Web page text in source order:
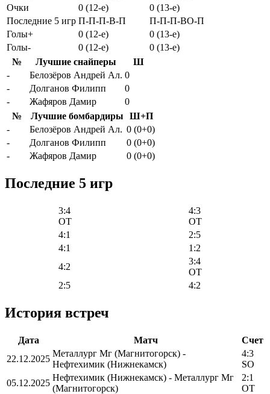
Очки
0 (12-e)
0 (13-e)
Последние 5 игр П-П-П-В-П
П-П-П-ВО-П
Голы+
0 (12-e)
0 (13-e)
Голы-
0 (12-e)
0 (13-e)
№
Лучшие снайперы
Ш
-
Белозёров Андрей Ал. 0
-
Долганов Филипп
0
-
Жафяров Дамир
0
№
Лучшие бомбардиры
Ш+П
-
Белозёров Андрей Ал. 0 (0+0)
-
Долганов Филипп
0 (0+0)
-
Жафяров Дамир 0 (0+0)
Последние 5 игр
3:4
OT
4:3
OT
4:1
2:5
4:1
1:2
4:2
3:4
OT
2:5
4:2
История встреч
Дата Матч
Счет
22.12.2025
Металлург Мг (Магнитогорск) -
Нефтехимик (Нижнекамск)
4:3
SO
05.12.2025
Нефтехимик (Нижнекамск) - Металлург Мг
(Магнитогорск)
2:1
OT